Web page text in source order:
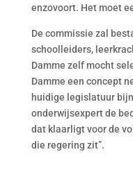
enzovoort. Het moet
De commissie zal
schoolleiders,
Damme zelf mocht
Damme een concept
huidige legislatuur
onderwijsexpert de
dat klaarligt voor de
die regering zit”.